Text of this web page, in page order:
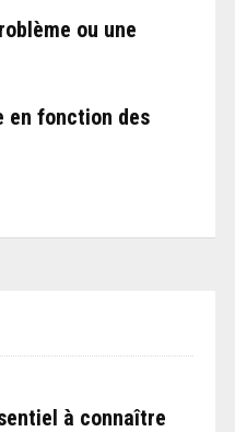
ou une
en fonction des
à connaître